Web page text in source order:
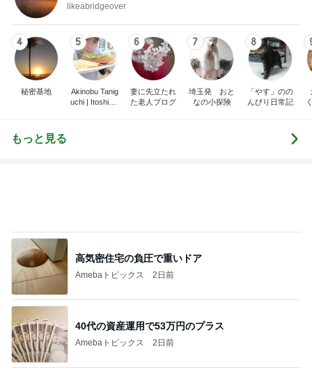
likeabridgeover
4
秘密基地
5
Akinobu Tanig
uchi | Itoshima
6
妻に先立たれ
た老人ブログ
7
埼玉発 おと
なの小探険
8
「やす」のの
んびり日常記
もっと見る
40代の資産運用で53万円のプラス
Amebaトピックス 2日前
お願いした事が反映されない担当者
Amebaトピックス 2日前